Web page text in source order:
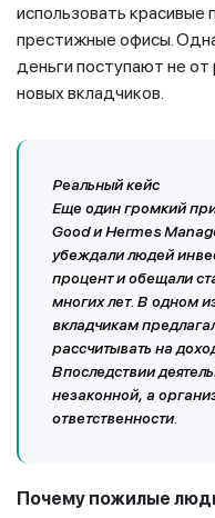
использовать
престижные офисы.
деньги поступают не
новых вкладчиков.
Реальный кейс
Еще один громкий
Good и Hermes
убеждали людей
процент и обещали
многих лет. В одном
вкладчикам
рассчитывать на
Впоследствии
незаконной, а
ответственности.
Почему пожилые